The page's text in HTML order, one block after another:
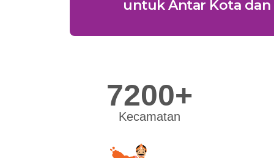
untuk Antar Kota dan
7200+
Kecamatan